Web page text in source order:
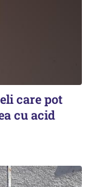
care pot
cu acid